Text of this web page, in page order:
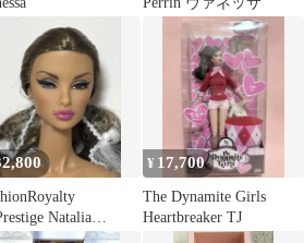
Natalia
』
¥ 17,700
The Dynamite Girls
Heartbreaker TJ